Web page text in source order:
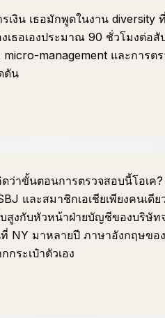
งิน เธอมักพูดในงาน diversity
ธอเองประมาณ 90 ชั่วโมงต่อ
micro-management และการ
ดัน
าขั้นตอนการตรวจสอบนี้โอเค
และสมาชิกเอเชียเพียงคนเดี
สูงกับหัวหน้าฝ่ายบัญชีของบริษั
NY มาหลายปี ภาษาอังกฤษของ
ระเป๋าตัวเอง